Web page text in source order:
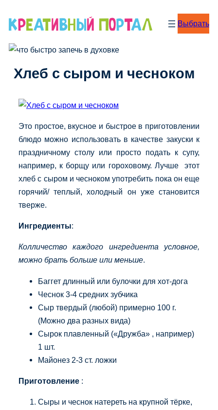
Выбрать
Хлеб с сыром и чесноком
Это простое, вкусное и быстрое в приготовлении
блюдо можно использовать в качестве закуски к
праздничному столу или просто подать к супу,
например, к борщу или гороховому. Лучше этот
хлеб с сыром и чесноком употребить пока он еще
горячий/ теплый, холодный он уже становится
тверже.
Ингредиенты:
Колличество каждого ингредиента условное,
можно брать больше или меньше.
Баггет длинный или булочки для хот-дога
Чеснок 3-4 средних зубчика
Сыр твердый (любой) примерно 100 г.
(Можно два разных вида)
Сырок плавленный («Дружба» , например)
1 шт.
Майонез 2-3 ст. ложки
Приготовление :
Сыры и чеснок натереть на крупной тёрке,